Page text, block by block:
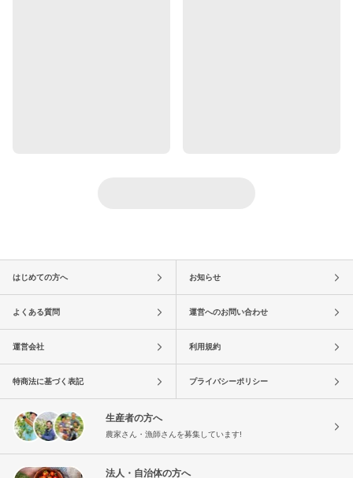
はじめての方へ お知らせ
よくある質問 運営へのお問い合わせ
運営会社 利用規約
特商法に基づく表記 プライバシーポリシー
生産者の方へ
農家さん・漁師さんを募集しています!
法人・自治体の方へ